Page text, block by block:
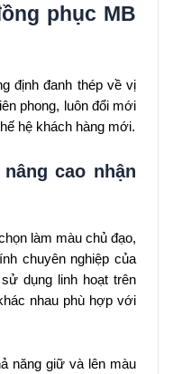
phục MB
định đanh thép về vị
phong, luôn đổi mới
hệ khách hàng mới.
cao nhận
làm màu chủ đạo,
chuyên nghiệp của
dụng linh hoạt trên
nhau phù hợp với
năng giữ và lên màu